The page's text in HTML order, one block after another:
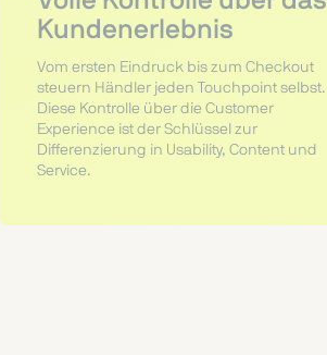
Kundenerlebnis
Vom ersten Eindruck bis zum Checkout
steuern Händler jeden Touchpoint selbst.
Diese Kontrolle über die Customer
Experience ist der Schlüssel zur
Differenzierung in Usability, Content und
Service.